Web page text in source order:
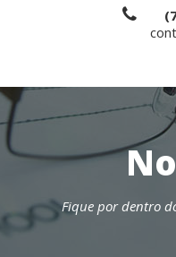
Fique por dentro